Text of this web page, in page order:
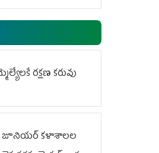
ర‌క్ష‌ణ క‌రువు
కళాశాలల